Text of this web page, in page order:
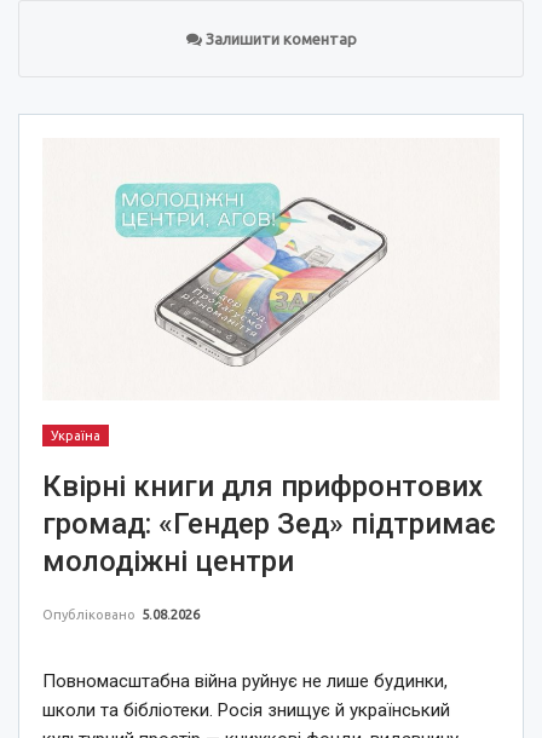
Залишити коментар
Україна
Квірні книги для прифронтових
громад: «Гендер Зед» підтримає
молодіжні центри
Опубліковано 5.08.2026
Повномасштабна війна руйнує не лише будинки,
школи та бібліотеки. Росія знищує й український